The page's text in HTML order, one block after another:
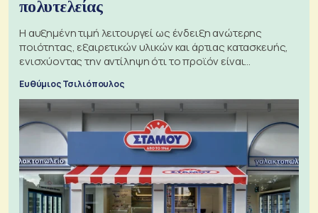
πολυτελείας
Η αυξημένη τιμή λειτουργεί ως ένδειξη ανώτερης
ποιότητας, εξαιρετικών υλικών και άρτιας κατασκευής,
ενισχύοντας την αντίληψη ότι το προϊόν είναι
Ευθύμιος Τσιλιόπουλος